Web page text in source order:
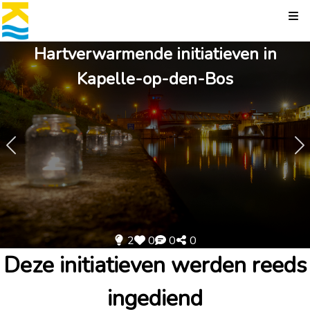
Hartverwarmende initiatieven in
Kapelle-op-den-Bos
2 0 0 0
Deze initiatieven werden reeds
ingediend